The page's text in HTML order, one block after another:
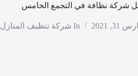
شركة نظافة في التجمع الخامس
31, 2021
In شركة تنظيف المنازل